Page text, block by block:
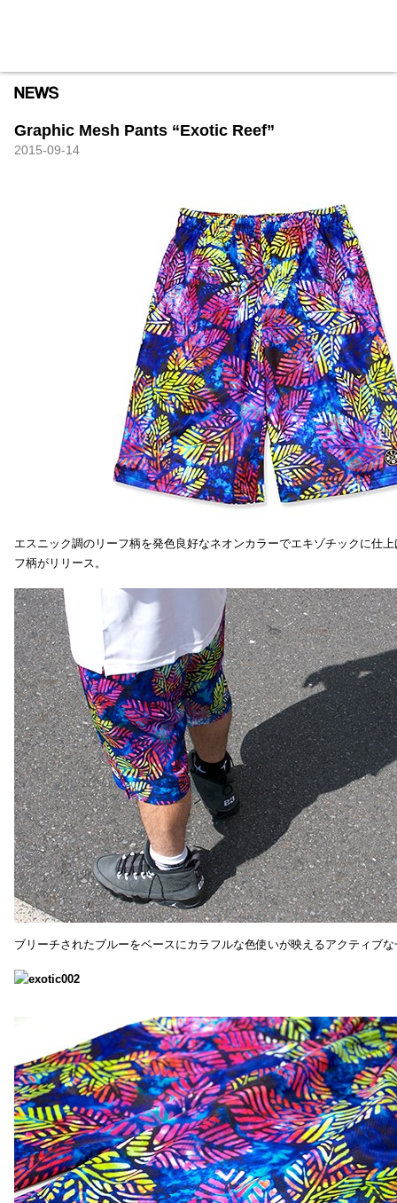
Graphic Mesh Pants “Exotic Reef”
2015-09-14
エスニック調のリーフ柄を発色良好なネオンカラーでエキゾチックに仕
フ柄がリリース。
ブリーチされたブルーをベースにカラフルな色使いが映えるアクティブ